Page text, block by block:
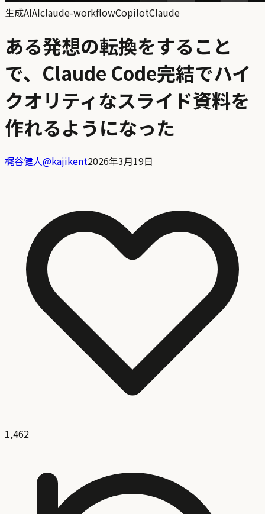
生成AIAIclaude-workflowCopilotClaude
ある発想の転換をすること
で、Claude Code完結でハイ
クオリティなスライド資料を
作れるようになった
梶谷健人@kajikent2026年3月19日
1,462